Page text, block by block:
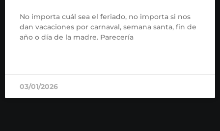
No importa cuál sea el feriado, no importa si nos
dan vacaciones por carnaval, semana santa, fin de
año o día de la madre. Parecería
03/01/2026